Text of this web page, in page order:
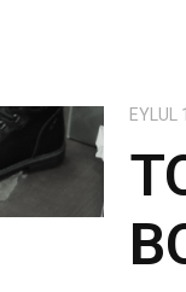
EYLÜL